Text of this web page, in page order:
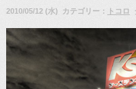
2010/05/12 (水) カテゴリー： トコロ